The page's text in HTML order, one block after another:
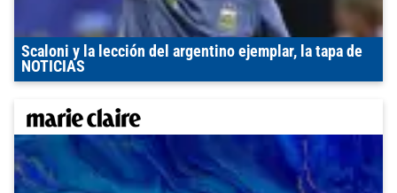
Scaloni y la lección del argentino ejemplar, la tapa de
NOTICIAS